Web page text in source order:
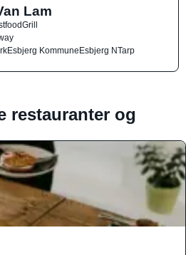
Lam
Grill
Esbjerg KommuneEsbjerg NTarp
restauranter og